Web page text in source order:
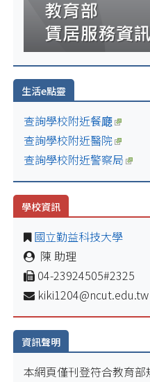
生活e點靈
查詢學校附近餐廰
查詢學校附近醫院
查詢學校附近警察局
學校資訊
國立勤益科技大學
陳 助理
04-23924505#2325
kiki1204@ncut.edu.tw
資訊聲明
本網頁僅刊登符合教育